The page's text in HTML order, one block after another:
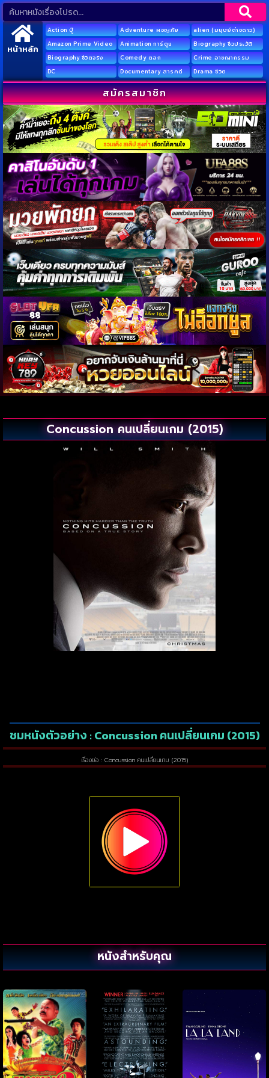
หน้าหลัก
Action บู๊ Adventure ผจญภัย
alien (มนุษย์ต่างดาว)
Amazon Prime Video
Animation การ์ตูน
Biography ชีวประวัติ
Biography ชีวิตจริง
Comedy ตลก
Crime อาชญากรรม
DC
Documentary สารคดี Drama ชีวิต
สมัครสมาชิก
Concussion คนเปลี่ยนเกม (2015)
ชมหนังตัวอย่าง : Concussion คนเปลี่ยนเกม (2015)
เรื่องย่อ : Concussion คนเปลี่ยนเกม (2015)
หนังสำหรับคุณ